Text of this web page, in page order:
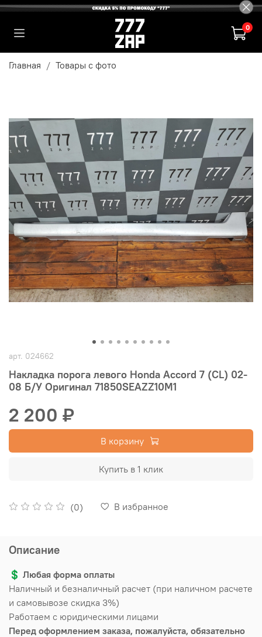
0
Главная Товары с фото
арт. 024662
Накладка порога левого Honda Accord 7 (CL) 02-
08 Б/У Оригинал 71850SEAZZ10M1
(0) В избранное
2 200 ₽
В корзину
Купить в 1 клик
Описание
💲 Любая форма оплаты
Наличный и безналичный расчет (при наличном расчете
и самовывозе скидка 3%)
Работаем с юридическими лицами
Перед оформлением заказа, пожалуйста, обязательно